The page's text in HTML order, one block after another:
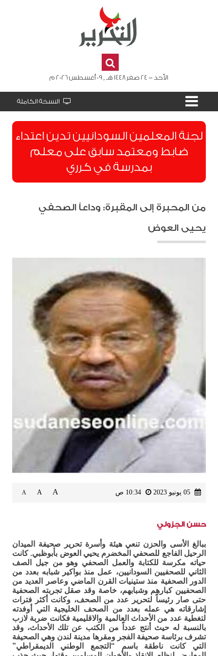
الأحد - 24 صفر 1448 هـ , 09 أغسطس 2026 م
النسخة الكاملة
لجنة المعلمين السودانيين تدين اعتداء
ضابط ومعتمد سابق على معلم
بمدرسة في كرري
من المحبرة إلى المقبرة: وداعاً الصحفي
يحيى العوض
A
A
A
حسن الجزولي
ببالغ الأسى والحزن تنعي هيئة وأسرة تحرير صحيفة الميدان
الرحيل الفاجع للصحفي المخضرم يحيي العوض بأبوظبي. كانت
حياته مكرسة للكتابة والعمل الصحفي وهو من جيل الصف
الثاني للصحفيين السودانيين، عمل منذ بواكير شبابه بعدد من
الدور الصحفية منذ ستينيات القرن الماضي وعاصر العديد من
الصحفيين كبارهم وشبابهم، خاصة وقد صقل تجربته الصحفية
حتى صار رئيساً لتحرير عدد من الصحف، وكانت أكثر فترات
إشارقاته هي عمله بعدد من الصحف الخليجية التي أوفدته
لتغطية عدد من الأحداث العالمية والاقليمية فكانت ضربة لازب
بالنسبة له حيث أنتج عدداً من الكتب عن تلك الأحداث، وقد
تشرف برئاسة صحيفة الفجر ومقرها مدينة لندن وهي الصحيفة
التي كانت ناطقة باسم “التجمع الوطني الديمقراطي”